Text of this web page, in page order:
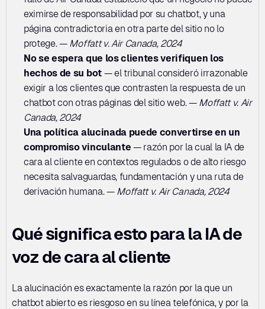
eximirse de responsabilidad por su chatbot, y una
página contradictoria en otra parte del sitio no lo
protege. — Moffatt v. Air Canada, 2024
No se espera que los clientes verifiquen los
hechos de su bot — el tribunal consideró irrazonable
exigir a los clientes que contrasten la respuesta de un
chatbot con otras páginas del sitio web. — Moffatt v. Air
Canada, 2024
Una política alucinada puede convertirse en un
compromiso vinculante — razón por la cual la IA de
cara al cliente en contextos regulados o de alto riesgo
necesita salvaguardas, fundamentación y una ruta de
derivación humana. — Moffatt v. Air Canada, 2024
Qué significa esto para la IA de
voz de cara al cliente
La alucinación es exactamente la razón por la que un
chatbot abierto es riesgoso en su línea telefónica, y por la